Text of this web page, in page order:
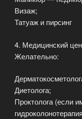
Визаж;
Татуаж и пирсинг
4. Медицинский
Желательно:
Диетолога;
Проктолога (если